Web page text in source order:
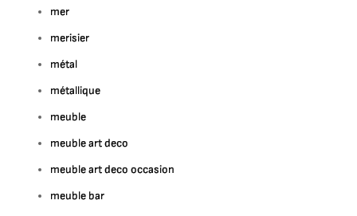
mer
merisier
métal
métallique
meuble
meuble art deco
meuble art deco occasion
meuble bar